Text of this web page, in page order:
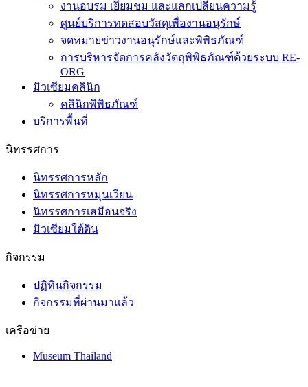
งานอบรม เยี่ยมชม และแลกเปลี่ยนความรู้
ศูนย์บริการทดสอบวัสดุเพื่องานอนุรักษ์
จดหมายข่าวงานอนุรักษ์และพิพิธภัณฑ์
การบริหารจัดการคลังวัตถุพิพิธภัณฑ์ด้วยระบบ RE-
ORG
มิวเซียมคลินิก
คลินิกพิพิธภัณฑ์
บริการพื้นที่
นิทรรศการ
นิทรรศการหลัก
นิทรรศการหมุนเวียน
นิทรรศการเสมือนจริง
มิวเซียมใต้ดิน
กิจกรรม
ปฏิทินกิจกรรม
กิจกรรมที่ผ่านมาแล้ว
เครือข่าย
Museum Thailand